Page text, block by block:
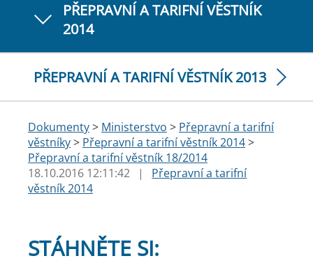
PŘEPRAVNÍ A TARIFNÍ VĚSTNÍK
2014
PŘEPRAVNÍ A TARIFNÍ VĚSTNÍK 2013
Dokumenty> Ministerstvo > Přepravní a tarifní
věstníky> Přepravní a tarifní věstník 2014>
Přepravní a tarifní věstník 18/2014
18.10.2016 12:11:42
|
Přepravní a tarifní
věstník 2014
STÁHNĚTE SI: